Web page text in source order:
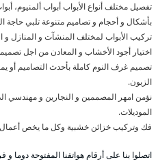
تفصيل مختلف أنواع الأبواب أبواب ألمنيوم،
بأشكال و أحجام و تصاميم متنوعة تلبي حاجة
تركيب الأبواب لمختلف المنشآت و المنازل و
اختيار أجود الأخشاب و المعادن من اجل
تصميم غرف النوم كاملة بأحدث التصاميم أو
الزبون.
نؤمن امهر المصممين و النجارين و مهندسي
الموديلات.
فك وتركيب خزائن خشبية وكل ما يخص
اتصلوا بنا على أرقام هواتفنا المفتوحة دوما